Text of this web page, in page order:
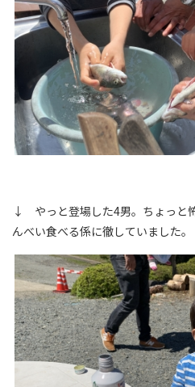
↓ やっと登場した4男。ちょっと
んべい食べる係に徹していました。